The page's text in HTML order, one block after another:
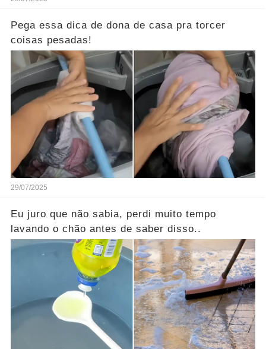
Pega essa dica de dona de casa pra torcer
coisas pesadas!
29/07/2025
Eu juro que não sabia, perdi muito tempo
lavando o chão antes de saber disso..